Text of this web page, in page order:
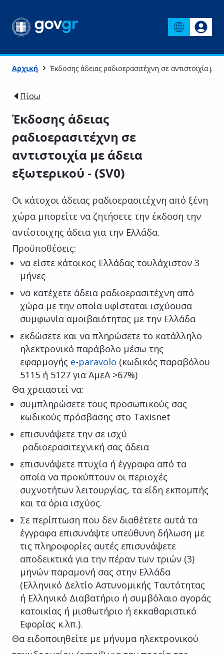
Αρχική Έκδοσης άδειας ραδιοερασιτέχνη σε αντιστοιχία με
Πίσω
Έκδοσης άδειας
ραδιοερασιτέχνη σε
αντιστοιχία με άδεια
εξωτερικού - (SV0)
Οι κάτοχοι άδειας ραδιοερασιτέχνη από ξένη
χώρα μπορείτε να ζητήσετε την έκδοση την
αντίστοιχης άδεια για την Ελλάδα.
Προϋποθέσεις:
να είστε κάτοικος Ελλάδας τουλάχιστον 3
μήνες
να κατέχετε άδεια ραδιοερασιτέχνη από
χώρα με την οποία υφίσταται ισχύουσα
συμφωνία αμοιβαιότητας με την Ελλάδα
εκδώσετε και να πληρώσετε το κατάλληλο
ηλεκτρονικό παράβολο μέσω της
εφαρμογής e-paravolo (κωδικός παραβόλου
5115 ή 5127 για ΑμεΑ >67%)
Θα χρειαστεί να:
συμπληρώσετε τους προσωπικούς σας
κωδικούς πρόσβασης στο Taxisnet
επισυνάψετε την σε ισχύ
ραδιοερασιτεχνική σας άδεια
επισυνάψετε πτυχία ή έγγραφα από τα
οποία να προκύπτουν οι περιοχές
συχνοτήτων λειτουργίας, τα είδη εκπομπής
και τα όρια ισχύος.
Σε περίπτωση που δεν διαθέτετε αυτά τα
έγγραφα επισυνάψτε υπεύθυνη δήλωση με
τις πληροφορίες αυτές επισυνάψετε
αποδεικτικά για την πέραν των τριών (3)
μηνών παραμονή σας στην Ελλάδα
(Ελληνικό Δελτίο Αστυνομικής Ταυτότητας
ή Ελληνικό Διαβατήριο ή συμβόλαιο αγοράς
κατοικίας ή μισθωτήριο ή εκκαθαριστικό
Εφορίας κ.λπ.).
Θα ειδοποιηθείτε με μήνυμα ηλεκτρονικού